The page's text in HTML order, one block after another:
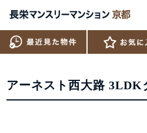
アーネスト西大路 3LDK